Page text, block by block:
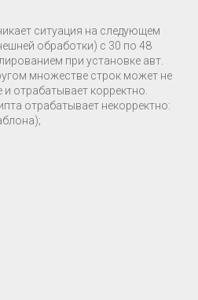
ситуация на следующем
обработки) с 30 по 48
при установке авт.
множестве строк может не
отрабатывает корректно.
отрабатывает некорректно: